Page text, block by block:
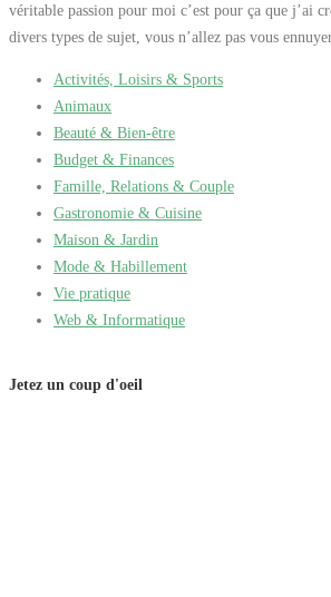
véritable passion pour moi c’est pour ça que j’ai
divers types de sujet, vous n’allez pas vous
Activités, Loisirs & Sports
Animaux
Beauté & Bien-être
Budget & Finances
Famille, Relations & Couple
Gastronomie & Cuisine
Maison & Jardin
Mode & Habillement
Vie pratique
Web & Informatique
Jetez un coup d'oeil